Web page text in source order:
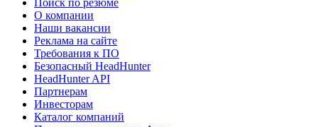
Поиск по резюме
О компании
Наши вакансии
Реклама на сайте
Требования к ПО
Безопасный HeadHunter
HeadHunter API
Партнерам
Инвесторам
Каталог компаний